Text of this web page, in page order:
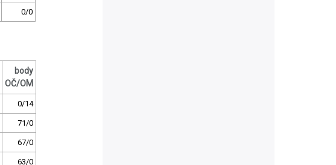
0/0
body
OČ/OM
0/14
71/0
67/0
63/0